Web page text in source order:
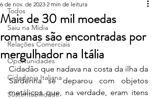
Todos
Saiu na Mídia
Relações Comerciais
Oportunidades
Cidadania Italiana
Sustentabilidade
Mais de 30 mil moedas
romanas são encontradas por
mergulhador na Itália
6 de nov. de 2023 2 min de leitura
Cidadão que nadava na costa da ilha da
Sardenha se deparou com objetos
metálicos que, na verdade, eram itens